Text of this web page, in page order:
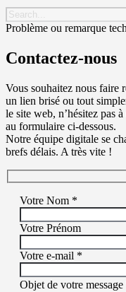
Problème ou remarque
Contactez-nous
Vous souhaitez nous faire
un lien brisé ou tout
le site web, n’hésitez pas
au formulaire ci-dessous.
Notre équipe digitale se
brefs délais. A très vite !
Votre Nom *
Votre Prénom
Votre e-mail *
Objet de votre